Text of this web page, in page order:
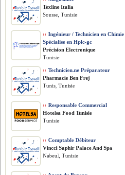
Texline Italia
Sousse, Tunisie
›› Ingénieur / Technicien en Chimie
Spécialise en Hplc-gc
Précision Electronique
Tunisie
›› Technicien.ne Préparateur
Pharmacie Ben Frej
Tunis, Tunisie
›› Responsable Commercial
Hotelsa Food Tunisie
Tunisie
›› Comptable Débiteur
Vincci Saphir Palace And Spa
Nabeul, Tunisie